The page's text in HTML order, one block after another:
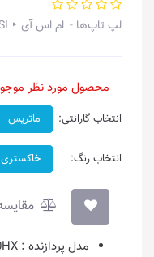
لپ تاپ‌ها ام اس آی ‣ MSI
محصول مورد نظر
انتخاب گارانتی: ماتریس
انتخاب رنگ: خاکستری
مدل پردازنده :